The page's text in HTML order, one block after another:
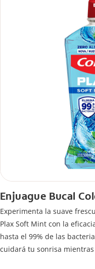
Enjuague Bucal
Experimenta la suave
Plax Soft Mint con la
hasta el 99% de las
cuidará tu sonrisa